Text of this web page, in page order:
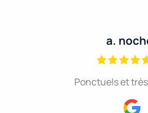
a.
Ponctuels et